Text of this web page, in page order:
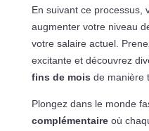
En suivant ce processus,
augmenter votre niveau
votre salaire actuel.
excitante et découvrez
fins de mois de manière
Plongez dans le monde
complémentaireoù